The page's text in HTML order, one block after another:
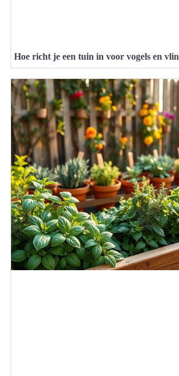
Hoe richt je een tuin in voor vogels en